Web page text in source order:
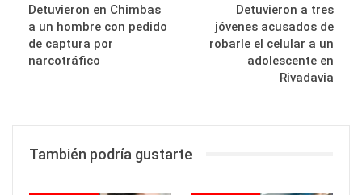
Detuvieron en Chimbas
a un hombre con pedido
de captura por
narcotráfico
Detuvieron a tres
jóvenes acusados de
robarle el celular a un
adolescente en
Rivadavia
También podría gustarte